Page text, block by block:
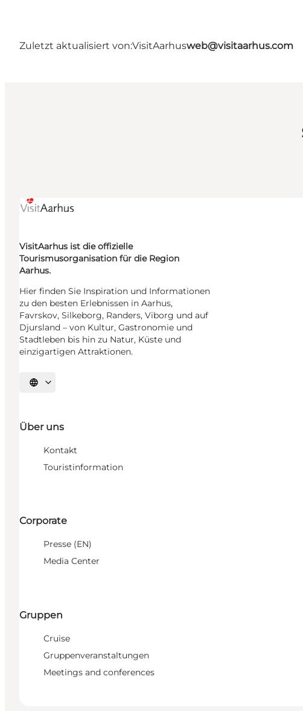
Zuletzt aktualisiert von:VisitAarhusweb@visitaarhus.com
VisitAarhus ist die offizielle
Tourismusorganisation für die Region
Aarhus.
Hier finden Sie Inspiration und Informationen
zu den besten Erlebnissen in Aarhus,
Favrskov, Silkeborg, Randers, Viborg und auf
Djursland – von Kultur, Gastronomie und
Stadtleben bis hin zu Natur, Küste und
einzigartigen Attraktionen.
Sprache auswählen
Über uns
Kontakt
Touristinformation
Corporate
Presse (EN)
Media Center
Gruppen
Cruise
Gruppenveranstaltungen
Meetings and conferences